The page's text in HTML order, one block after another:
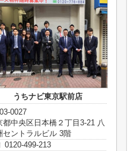
うちナビ東京駅前店
0027
都中央区日本橋２丁目3-21 八
セントラルビル 3階
0120-499-213